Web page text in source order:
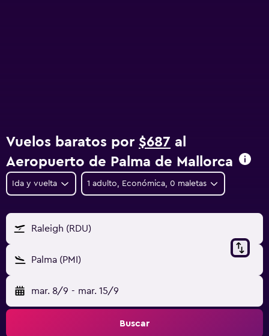
Vuelos baratos por $687 al
Aeropuerto de Palma de Mallorca
Ida y vuelta 1 adulto, Económica, 0 maletas
Raleigh (RDU)
Palma (PMI)
mar. 8/9 - mar. 15/9
Buscar